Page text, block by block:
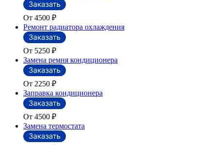
От 4500 ₽
Ремонт радиатора охлаждения
От 5250 ₽
Замена ремня кондиционера
От 2250 ₽
Заправка кондиционера
От 4500 ₽
Замена термостата